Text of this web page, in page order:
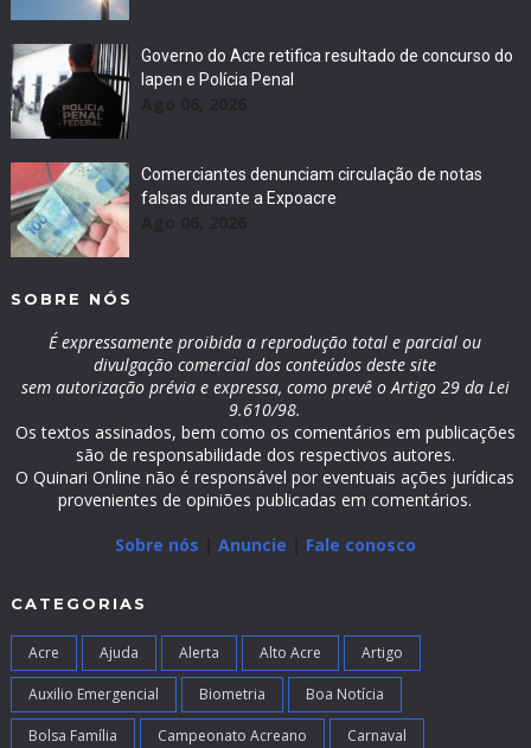
Governo do Acre retifica resultado de concurso do
Iapen e Polícia Penal
Comerciantes denunciam circulação de notas
falsas durante a Expoacre
SOBRE NÓS
É expressamente proibida a reprodução total e parcial ou
divulgação comercial dos conteúdos deste site
sem autorização prévia e expressa, como prevê o Artigo 29 da Lei
9.610/98.
Os textos assinados, bem como os comentários em publicações
são de responsabilidade dos respectivos autores.
O Quinari Online não é responsável por eventuais ações jurídicas
provenientes de opiniões publicadas em comentários.
Sobre nós
Anuncie Fale conosco
CATEGORIAS
Acre Ajuda Alerta Alto Acre Artigo
Auxilio Emergencial Biometria Boa Notícia
Bolsa Família Campeonato Acreano Carnaval